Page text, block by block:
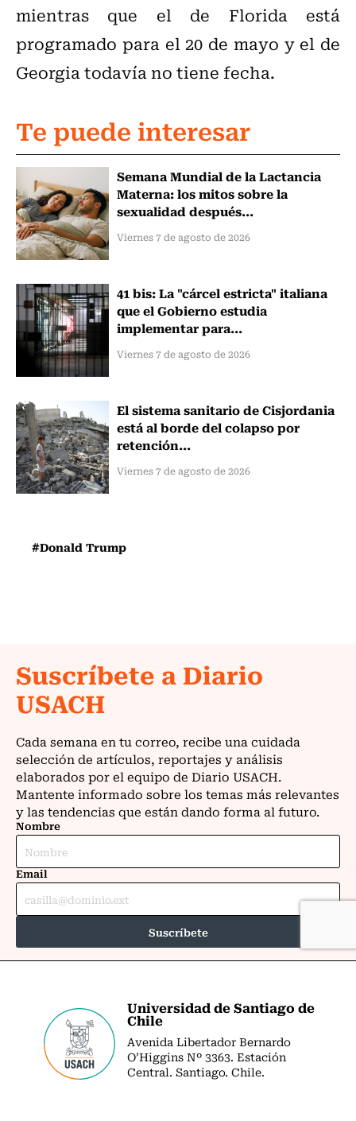
mientras que el de Florida está
programado para el 20 de mayo y el de
Georgia todavía no tiene fecha.
Te puede interesar
Semana Mundial de la Lactancia
Materna: los mitos sobre la
sexualidad después...
Viernes 7 de agosto de 2026
41 bis: La "cárcel estricta" italiana
que el Gobierno estudia
implementar para...
Viernes 7 de agosto de 2026
El sistema sanitario de Cisjordania
está al borde del colapso por
retención...
Viernes 7 de agosto de 2026
#Donald Trump
Universidad de Santiago de
Chile
Avenida Libertador Bernardo
O’Higgins Nº 3363. Estación
Central. Santiago. Chile.